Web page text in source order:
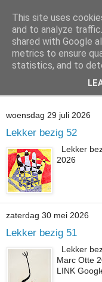
If you have nothing to
woensdag 29 juli 2026
Lekker bezig 52
Lekker
2026
zaterdag 30 mei 2026
Lekker bezig 51
Lekker
Marc Otte
LINK
This site uses
and to analyze
shared with Google
metrics to ensure
statistics, and to